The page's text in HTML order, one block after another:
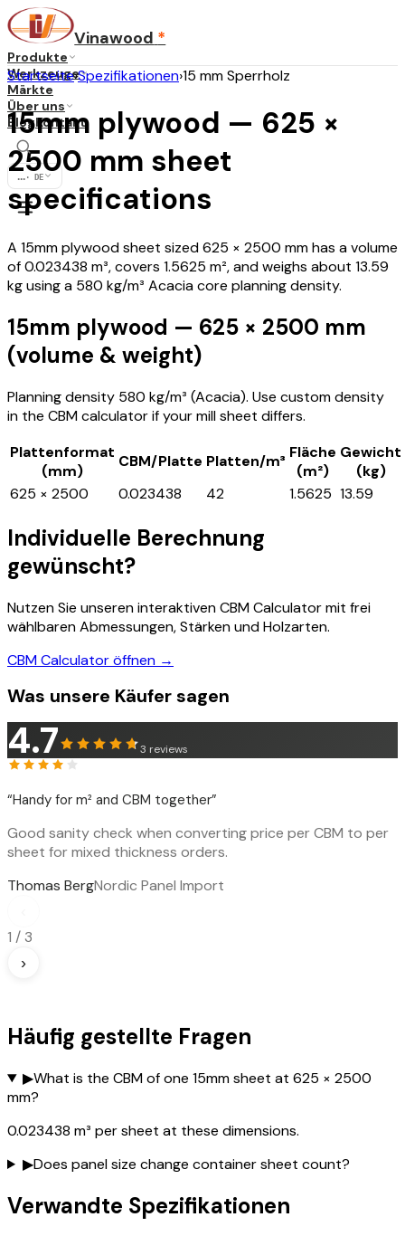
Vinawood *
Produkte
Werkzeuge
Märkte
Über uns
BlogKontakt
... · DE
Startseite›Spezifikationen›15 mm Sperrholz
15mm plywood — 625 ×
2500 mm sheet
specifications
A 15mm plywood sheet sized 625 × 2500 mm has a volume
of 0.023438 m³, covers 1.5625 m², and weighs about 13.59
kg using a 580 kg/m³ Acacia core planning density.
15mm plywood — 625 × 2500 mm
(volume & weight)
Planning density 580 kg/m³ (Acacia). Use custom density
in the CBM calculator if your mill sheet differs.
Plattenformat
(mm)
CBM/Platte Platten/m³ Fläche
(m²)
Gewicht
(kg)
625 × 2500
0.023438 42 1.5625 13.59
Individuelle Berechnung
gewünscht?
Nutzen Sie unseren interaktiven CBM Calculator mit frei
wählbaren Abmessungen, Stärken und Holzarten.
CBM Calculator öffnen →
Was unsere Käufer sagen
4.7 3 reviews
“Handy for m² and CBM together”
Good sanity check when converting price per CBM to per
sheet for mixed thickness orders.
Thomas BergNordic Panel Import
1 / 3
›
Häufig gestellte Fragen
▶What is the CBM of one 15mm sheet at 625 × 2500
mm?
0.023438 m³ per sheet at these dimensions.
▶Does panel size change container sheet count?
Verwandte Spezifikationen